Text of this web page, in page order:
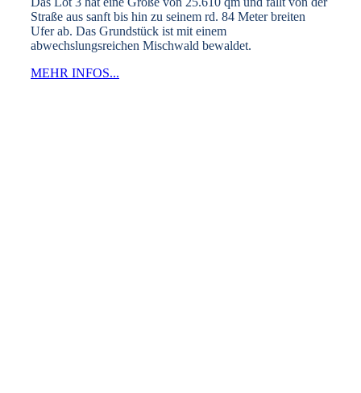
Straße aus sanft bis hin zu seinem rd. 84 Meter breiten
Ufer ab. Das Grundstück ist mit einem
abwechslungsreichen Mischwald bewaldet.
MEHR INFOS...